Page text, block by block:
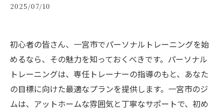
2025/07/10
初心者の皆さん、一宮市でパーソナルトレーニングを始
めるなら、その魅力を知っておくべきです。パーソナル
トレーニングは、専任トレーナーの指導のもと、あなた
の目標に向けた最適なプランを提供します。一宮市のジ
ムは、アットホームな雰囲気と丁寧なサポートで、初め